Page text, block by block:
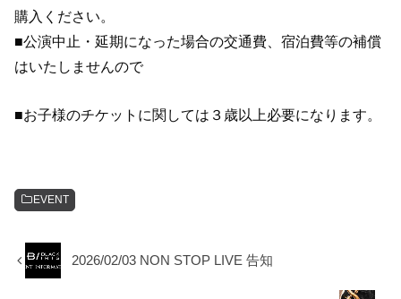
購入ください。
■公演中止・延期になった場合の交通費、宿泊費等の補償
はいたしませんので
■お子様のチケットに関しては３歳以上必要になります。
EVENT
2026/02/03 NON STOP LIVE 告知